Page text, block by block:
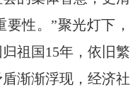
性。”聚光灯下，
祖国15年，依旧繁
渐渐浮现，经济社